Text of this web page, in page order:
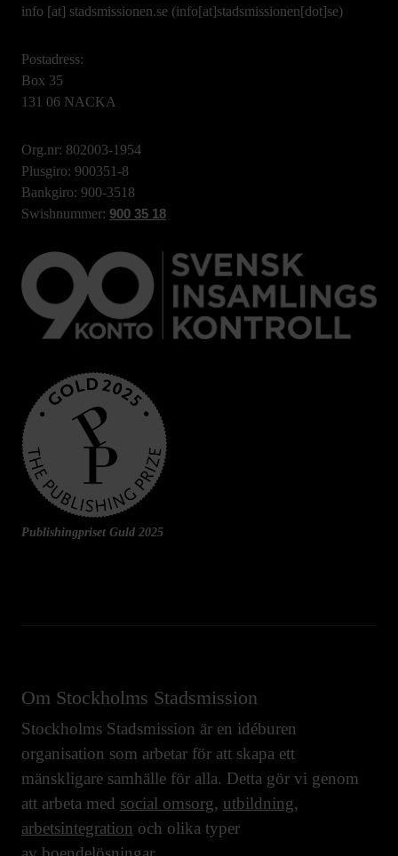
info [at] stadsmissionen.se (info[at]stadsmissionen[dot]se)
Postadress:
Box 35
131 06 NACKA
Org.nr: 802003-1954
Plusgiro: 900351-8
Bankgiro: 900-3518
Swishnummer: 900 35 18
Publishingpriset Guld 2025
Om Stockholms Stadsmission
Stockholms Stadsmission är en idéburen
organisation som arbetar för att skapa ett
mänskligare samhälle för alla. Detta gör vi genom
att arbeta med social omsorg, utbildning,
arbetsintegration och olika typer